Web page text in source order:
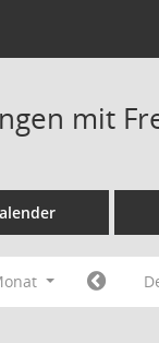
mit